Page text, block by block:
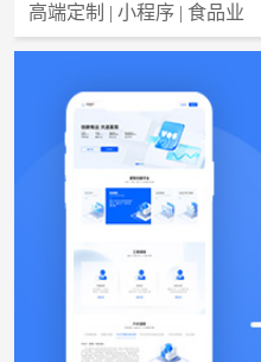
高端定制 | 小程序 | 食品业